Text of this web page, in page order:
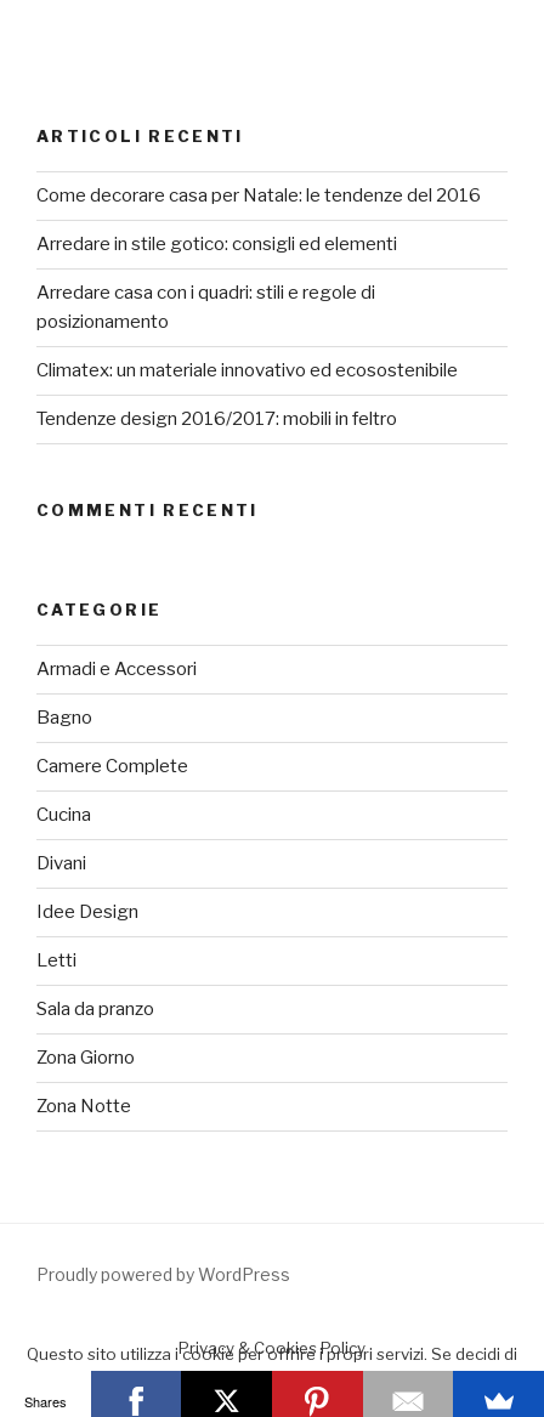
ARTICOLI RECENTI
Come decorare casa per Natale: le tendenze del 2016
Arredare in stile gotico: consigli ed elementi
Arredare casa con i quadri: stili e regole di
posizionamento
Climatex: un materiale innovativo ed ecosostenibile
Tendenze design 2016/2017: mobili in feltro
COMMENTI RECENTI
CATEGORIE
Armadi e Accessori
Bagno
Camere Complete
Cucina
Divani
Idee Design
Letti
Sala da pranzo
Zona Giorno
Zona Notte
Proudly powered by WordPress
Questo sito utilizza i cookie per offrire i propri servizi. Se decidi di
Accept
Leggimi
Privacy & Cookies Policy
Shares